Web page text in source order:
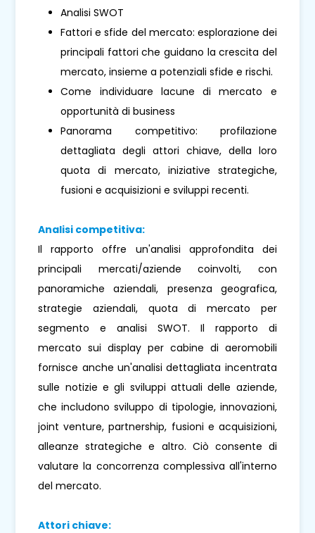
Analisi SWOT
Fattori e sfide del mercato: esplorazione dei
principali fattori che guidano la crescita del
mercato, insieme a potenziali sfide e rischi.
Come individuare lacune di mercato e
opportunità di business
Panorama competitivo: profilazione
dettagliata degli attori chiave, della loro
quota di mercato, iniziative strategiche,
fusioni e acquisizioni e sviluppi recenti.
Analisi competitiva:
Il rapporto offre un'analisi approfondita dei
principali mercati/aziende coinvolti, con
panoramiche aziendali, presenza geografica,
strategie aziendali, quota di mercato per
segmento e analisi SWOT. Il rapporto di
mercato sui display per cabine di aeromobili
fornisce anche un'analisi dettagliata incentrata
sulle notizie e gli sviluppi attuali delle aziende,
che includono sviluppo di tipologie, innovazioni,
joint venture, partnership, fusioni e acquisizioni,
alleanze strategiche e altro. Ciò consente di
valutare la concorrenza complessiva all'interno
del mercato.
Attori chiave: